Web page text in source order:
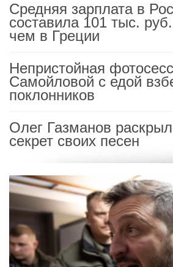
Средняя зарплата в
составила 101 тыс.
чем в Греции
Непристойная
Самойловой с едой
поклонников
Олег Газманов
секрет своих песен